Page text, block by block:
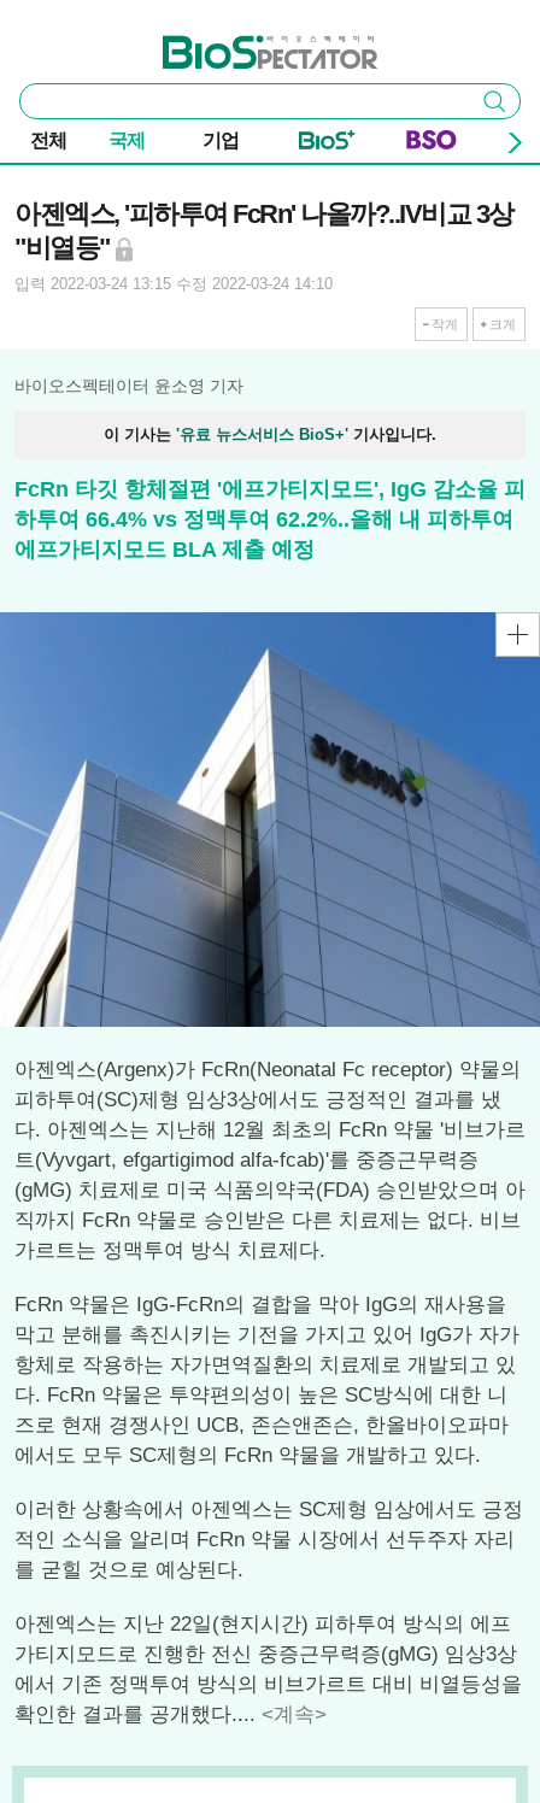
바이오스펙테이터
통
합
검
색
검색
전체 국제 기업
아젠엑스, '피하투여 FcRn' 나올까?..IV비교 3상
"비열등"
입력 2022-03-24 13:15 수정 2022-03-24 14:10
작게 크게
바이오스펙테이터 윤소영 기자
이 기사는 '유료 뉴스서비스 BioS+' 기사입니다.
FcRn 타깃 항체절편 '에프가티지모드', IgG 감소율 피
하투여 66.4% vs 정맥투여 62.2%..올해 내 피하투여
에프가티지모드 BLA 제출 예정
아젠엑스(Argenx)가 FcRn(Neonatal Fc receptor) 약물의
피하투여(SC)제형 임상3상에서도 긍정적인 결과를 냈
다. 아젠엑스는 지난해 12월 최초의 FcRn 약물 '비브가르
트(Vyvgart, efgartigimod alfa-fcab)'를 중증근무력증
(gMG) 치료제로 미국 식품의약국(FDA) 승인받았으며 아
직까지 FcRn 약물로 승인받은 다른 치료제는 없다. 비브
가르트는 정맥투여 방식 치료제다.
FcRn 약물은 IgG-FcRn의 결합을 막아 IgG의 재사용을
막고 분해를 촉진시키는 기전을 가지고 있어 IgG가 자가
항체로 작용하는 자가면역질환의 치료제로 개발되고 있
다. FcRn 약물은 투약편의성이 높은 SC방식에 대한 니
즈로 현재 경쟁사인 UCB, 존슨앤존슨, 한올바이오파마
에서도 모두 SC제형의 FcRn 약물을 개발하고 있다.
이러한 상황속에서 아젠엑스는 SC제형 임상에서도 긍정
적인 소식을 알리며 FcRn 약물 시장에서 선두주자 자리
를 굳힐 것으로 예상된다.
아젠엑스는 지난 22일(현지시간) 피하투여 방식의 에프
가티지모드로 진행한 전신 중증근무력증(gMG) 임상3상
에서 기존 정맥투여 방식의 비브가르트 대비 비열등성을
확인한 결과를 공개했다.... <계속>